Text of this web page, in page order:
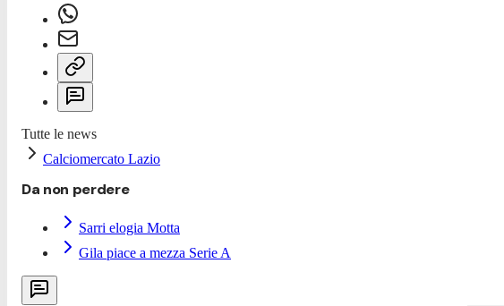
Tutte le news
Calciomercato Lazio
Da non perdere
Sarri elogia Motta
Gila piace a mezza Serie A